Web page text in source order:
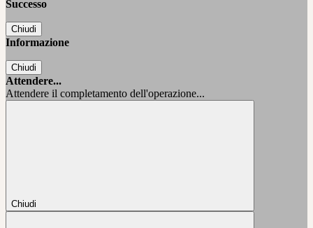
Successo
Chiudi
Informazione
Chiudi
Attendere...
Attendere il completamento dell'operazione...
Chiudi